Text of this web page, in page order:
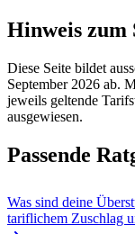
Hinweis zum
Diese Seite bildet
September 2026 ab.
jeweils geltende
ausgewiesen.
Passende
Was sind deine
tariflichem Zuschlag